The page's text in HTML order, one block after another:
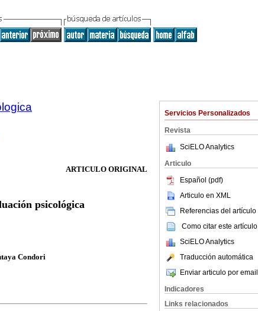
Servicios Personalizados
Revista
SciELO Analytics
Articulo
Español (pdf)
Articulo en XML
Referencias del artículo
Como citar este artículo
SciELO Analytics
Traducción automática
Enviar articulo por email
Indicadores
Links relacionados
ARTICULO ORIGINAL
psicológica
Condori